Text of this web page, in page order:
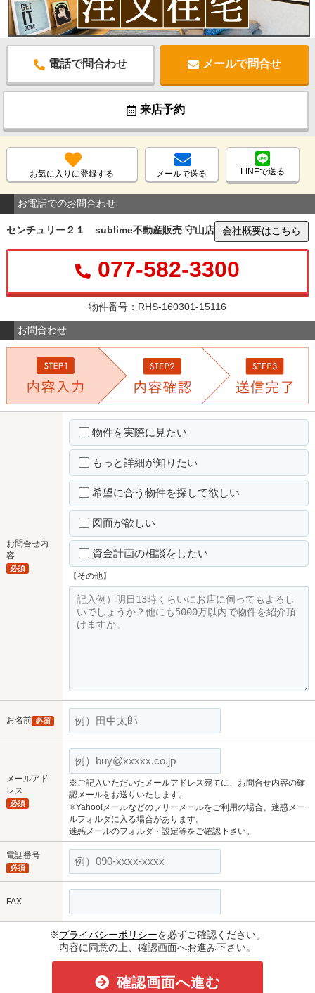
電話で問合わせ メールで問合せ
来店予約
お気に入りに登録する メールで送る LINEで送る
お電話でのお問合わせ
センチュリー２１ sublime不動産販売 守山店 会社概要はこちら
077-582-3300
物件番号：RHS-160301-15116
お問合わせ
お問合せ内
容
必須
物件を実際に見たい
もっと詳細が知りたい
希望に合う物件を探して欲しい
図面が欲しい
資金計画の相談をしたい
【その他】
お名前 必須
メールアド
レス
必須
※ご記入いただいたメールアドレス宛てに、お問合せ内容の確
認メールをお送りいたします。
※Yahoo!メールなどのフリーメールをご利用の場合、迷惑メー
ルフォルダに入る場合があります。
迷惑メールのフォルダ・設定等をご確認下さい。
電話番号
必須
FAX
※プライバシーポリシーを必ずご確認ください。
内容に同意の上、確認画面へお進み下さい。
確認画面へ進む